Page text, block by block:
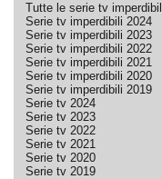
Tutte le serie tv
Serie tv imperdibili 2024
Serie tv imperdibili 2023
Serie tv imperdibili 2022
Serie tv imperdibili 2021
Serie tv imperdibili 2020
Serie tv imperdibili 2019
Serie tv 2024
Serie tv 2023
Serie tv 2022
Serie tv 2021
Serie tv 2020
Serie tv 2019